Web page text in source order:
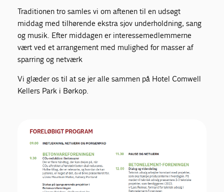
Traditionen tro samles vi om aftenen til en udsøgt
middag med tilhørende ekstra sjov underholdning, sang
og musik. Efter middagen er interessemedlemmerne
vært ved et arrangement med mulighed for masser af
sparring og netværk
Vi glæder os til at se jer alle sammen på Hotel Comwell
Kellers Park i Børkop.